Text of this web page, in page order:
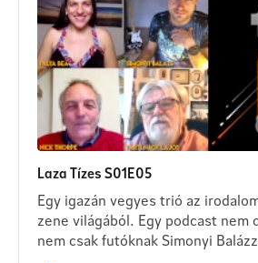
Laza Tízes S01E05
Egy igazán vegyes trió az
zene világából. Egy podcast nem
nem csak futóknak Simonyi